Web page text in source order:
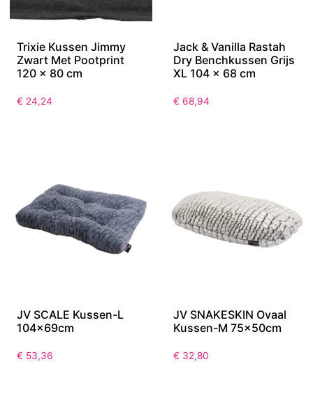
Trixie Kussen Jimmy
Zwart Met Pootprint
120 x 80 cm
€ 24,24
Jack & Vanilla Rastah
Dry Benchkussen Grijs
XL 104 x 68 cm
€ 68,94
JV SCALE Kussen-L
104x69cm
€ 53,36
JV SNAKESKIN Ovaal
Kussen-M 75x50cm
€ 32,80